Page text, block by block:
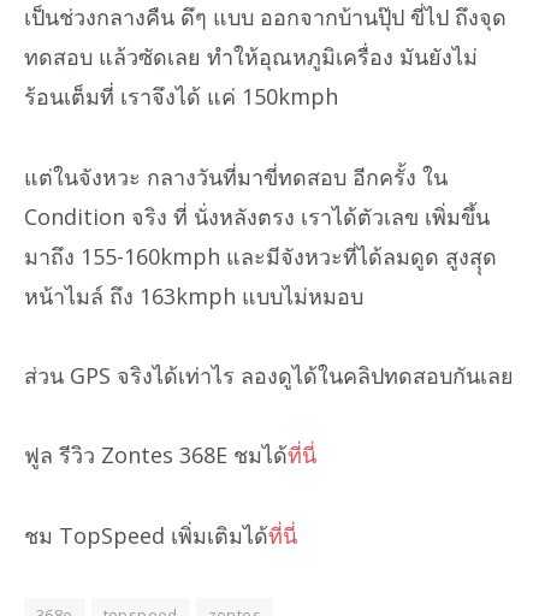
เป็นช่วงกลางคืน ดึๆ แบบ ออกจากบ้านปุ๊ป ขี่ไป ถึงจุด
ทดสอบ แล้วซัดเลย ทำให้อุณหภูมิเครื่อง มันยังไม่
ร้อนเต็มที่ เราจึงได้ แค่ 150kmph
แต่ในจังหวะ กลางวันที่มาขี่ทดสอบ อีกครั้ง ใน
Condition จริง ที่ นั่งหลังตรง เราได้ตัวเลข เพิ่มขึ้น
มาถึง 155-160kmph และมีจังหวะที่ได้ลมดูด สูงสุุด
หน้าไมล์ ถึง 163kmph แบบไม่หมอบ
ส่วน GPS จริงได้เท่าไร ลองดูได้ในคลิปทดสอบกันเลย
ฟูล รีวิว Zontes 368E ชมได้ที่นี่
ชม TopSpeed เพิ่มเติมได้ที่นี่